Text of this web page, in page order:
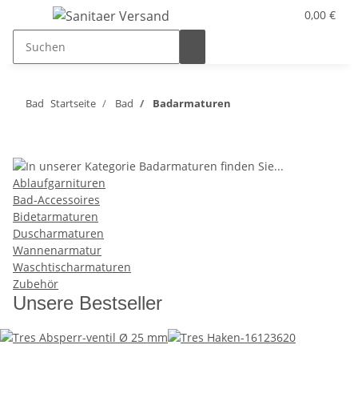
0,00 €
Bad Startseite Bad Badarmaturen
Ablaufgarnituren
Bad-Accessoires
Bidetarmaturen
Duscharmaturen
Wannenarmatur
Waschtischarmaturen
Zubehör
Unsere Bestseller